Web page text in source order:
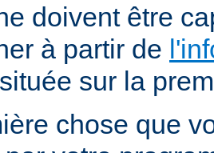
doivent être
à partir de
située sur la
chose que